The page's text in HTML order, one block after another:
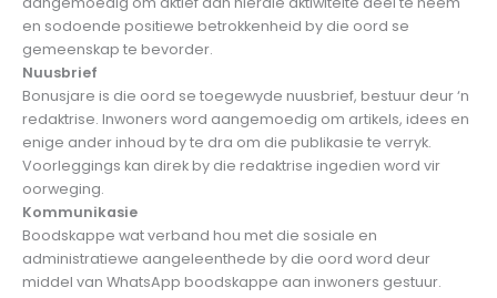
en sodoende positiewe betrokkenheid by die oord se
gemeenskap te bevorder.
Nuusbrief
Bonusjare is die oord se toegewyde nuusbrief, bestuur deur ‘n
redaktrise. Inwoners word aangemoedig om artikels, idees en
enige ander inhoud by te dra om die publikasie te verryk.
Voorleggings kan direk by die redaktrise ingedien word vir
oorweging.
Kommunikasie
Boodskappe wat verband hou met die sosiale en
administratiewe aangeleenthede by die oord word deur
middel van WhatsApp boodskappe aan inwoners gestuur.